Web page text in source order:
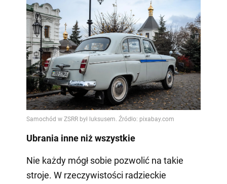
Ubrania inne niż wszystkie
Nie każdy mógł sobie pozwolić na takie
stroje. W rzeczywistości radzieckie